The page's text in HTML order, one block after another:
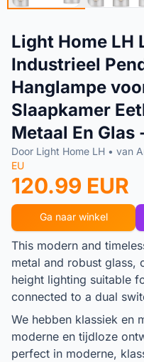
Light Home LH
Industrieel
Hanglampe
Slaapkamer
Metaal En Glas
Door Light Home LH • van
EU
120.99 EUR
Ga naar winkel
This modern and
metal and robust glass,
height lighting suitable
connected to a dual
We hebben klassiek en
moderne en tijdloze
perfect in moderne,